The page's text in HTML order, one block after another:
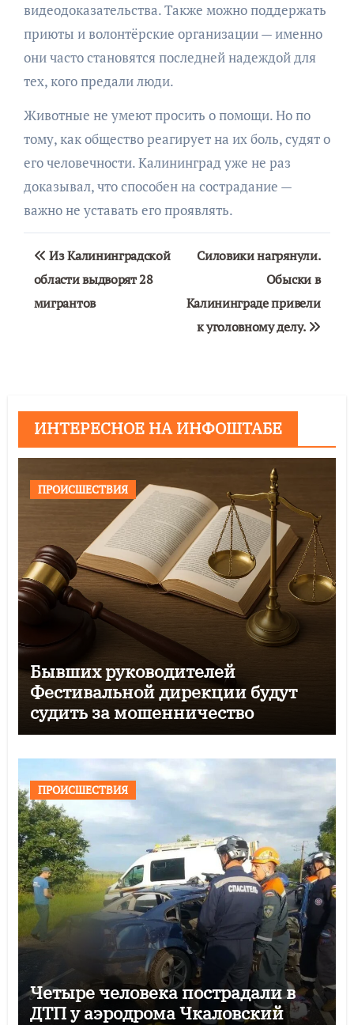
видеодоказательства. Также можно поддержать
приюты и волонтёрские организации — именно
они часто становятся последней надеждой для
тех, кого предали люди.
Животные не умеют просить о помощи. Но по
тому, как общество реагирует на их боль, судят о
его человечности. Калининград уже не раз
доказывал, что способен на сострадание —
важно не уставать его проявлять.
Навигация
по
записям
Из Калининградской
области выдворят 28
мигрантов
Силовики нагрянули.
Обыски в
Калининграде привели
к уголовному делу.
ИНТЕРЕСНОЕ НА ИНФОШТАБЕ
ПРОИСШЕСТВИЯ
Бывших руководителей
Фестивальной дирекции будут
судить за мошенничество
ПРОИСШЕСТВИЯ
Четыре человека пострадали в
ДТП у аэродрома Чкаловский